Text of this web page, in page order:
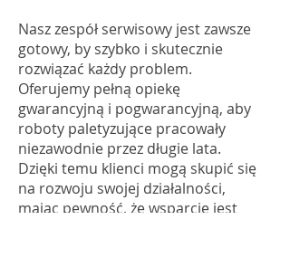
Nasz zespół serwisowy jest zawsze
gotowy, by szybko i skutecznie
rozwiązać każdy problem.
Oferujemy pełną opiekę
gwarancyjną i pogwarancyjną, aby
roboty paletyzujące pracowały
niezawodnie przez długie lata.
Dzięki temu klienci mogą skupić się
na rozwoju swojej działalności,
mając pewność, że wsparcie jest